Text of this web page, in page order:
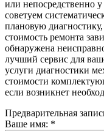
или непосредственно
советуем
плановую
стоимость ремонта
обнаружена
лучший сервис для
услуги диагностики
стоимости
если возникнет
Предварительная
Ваше имя: *